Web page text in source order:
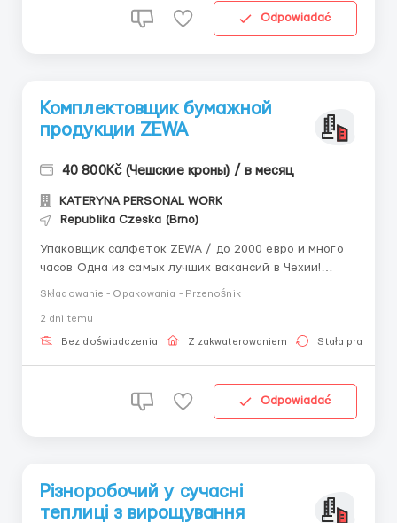
Odpowiadać
Комплектовщик бумажной
продукции ZEWA
40 800Kč (Чешские кроны) / в месяц
KATERYNA PERSONAL WORK
Republika Czeska (Brno)
Упаковщик салфеток ZEWA / до 2000 евро и много
часов Одна из самых лучших вакансий в Чехии!
номер: +380733338354 - менеджер Дарья (+Viber,
Telegram) Зарплата: 180-190 крон/год 34 000...
Składowanie - Opakowania - Przenośnik
2 dni temu
Bez doświadczenia Z zakwaterowaniem Stała praca
Odpowiadać
Різноробочий у сучасні
теплиці з вирощування